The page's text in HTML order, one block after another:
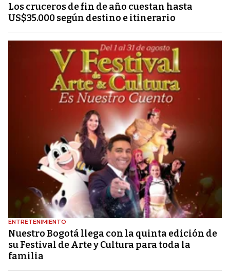
Los cruceros de fin de año cuestan hasta
US$35.000 según destino e itinerario
ENTRETENIMIENTO
Nuestro Bogotá llega con la quinta edición de
su Festival de Arte y Cultura para toda la
familia